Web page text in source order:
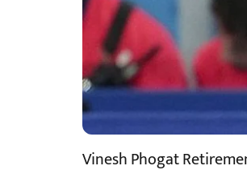
Vinesh Phogat